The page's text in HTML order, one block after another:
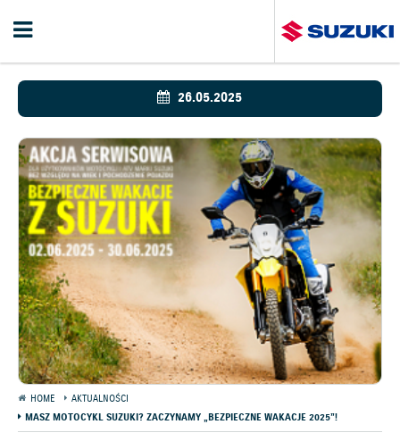
26.05.2025
HOME
AKTUALNOŚCI
MASZ MOTOCYKL SUZUKI? ZACZYNAMY „BEZPIECZNE WAKACJE 2025”!